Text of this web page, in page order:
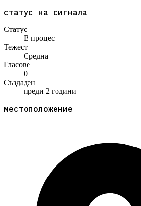
статус на сигнала
Статус
В процес
Тежест
Средна
Гласове
0
Създаден
преди 2 години
местоположение